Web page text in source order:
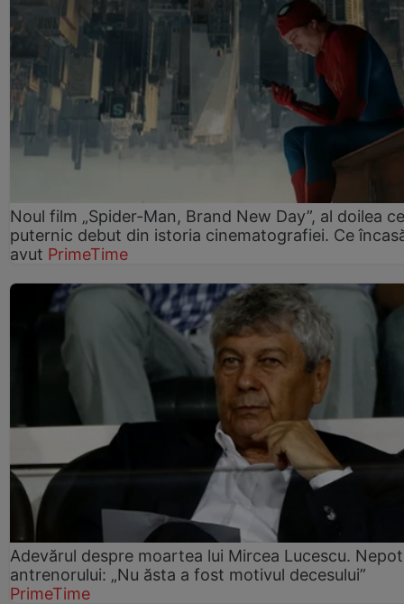
Noul film „Spider-Man, Brand New Day”, al doilea
puternic debut din istoria cinematografiei. Ce
avut PrimeTime
Adevărul despre moartea lui Mircea Lucescu.
antrenorului: „Nu ăsta a fost motivul decesului”
PrimeTime